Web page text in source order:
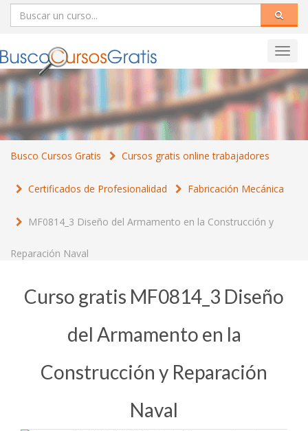
Busco Cursos Gratis Cursos gratis online trabajadores
Certificados de Profesionalidad Fabricación Mecánica
MF0814_3 Diseño del Armamento en la Construcción y
Reparación Naval
Curso gratis MF0814_3 Diseño
del Armamento en la
Construcción y Reparación
Naval